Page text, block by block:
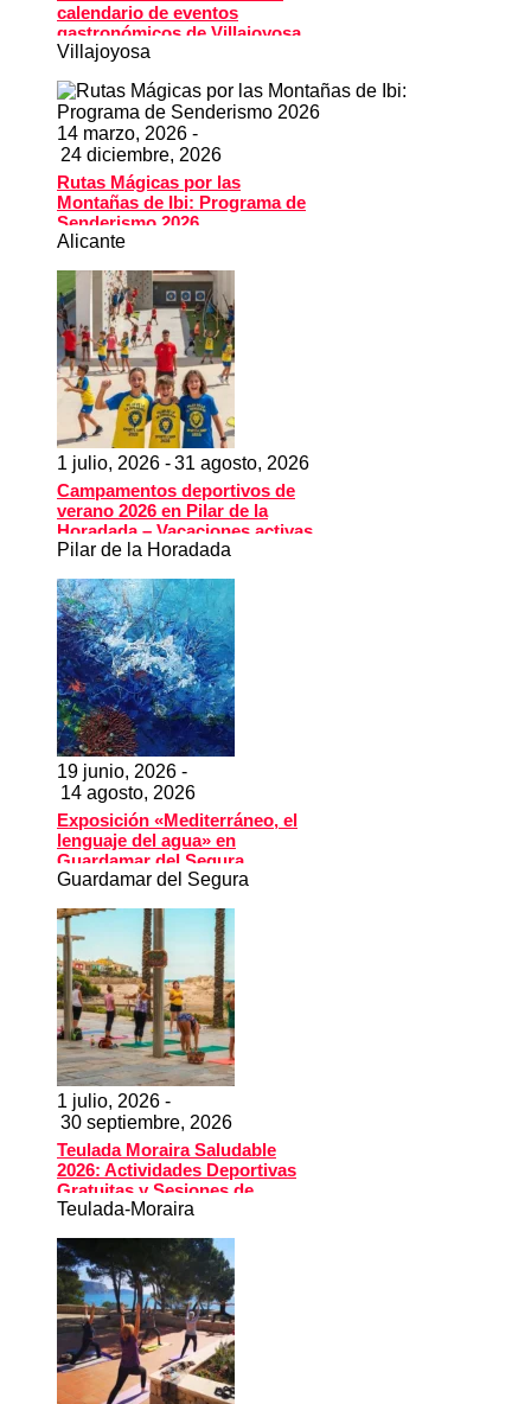
calendario de eventos
gastronómicos de Villajoyosa
Villajoyosa
14 marzo, 2026 -
24 diciembre, 2026
Rutas Mágicas por las
Montañas de Ibi: Programa de
Senderismo 2026
Alicante
1 julio, 2026 -31 agosto, 2026
Campamentos deportivos de
verano 2026 en Pilar de la
Horadada – Vacaciones activas
para niños y adolescentes
Pilar de la Horadada
19 junio, 2026 -
14 agosto, 2026
Exposición «Mediterráneo, el
lenguaje del agua» en
Guardamar del Segura
Guardamar del Segura
1 julio, 2026 -
30 septiembre, 2026
Teulada Moraira Saludable
2026: Actividades Deportivas
Gratuitas y Sesiones de
Bienestar junto al Mar
Teulada-Moraira